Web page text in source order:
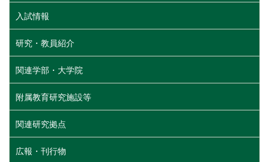
入試情報
研究・教員紹介
関連学部・大学院
附属教育研究施設等
関連研究拠点
広報・刊行物